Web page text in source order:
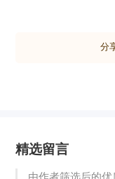
类结构数据。该
特定调用链至解释
能损耗降至最低
分
精选留言
由作者筛选后的